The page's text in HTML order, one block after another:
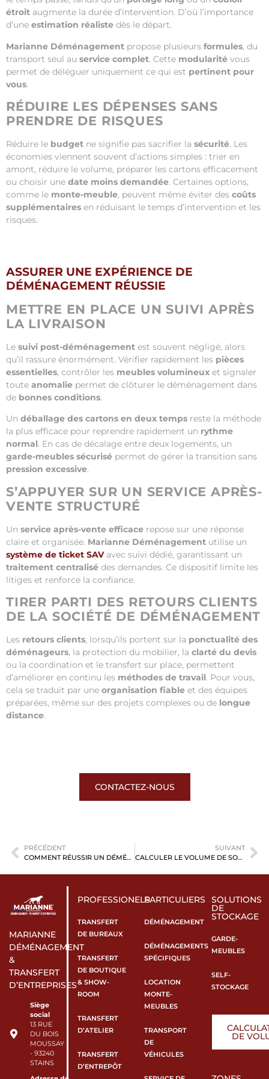
étroit augmente la durée d’intervention. D’où l’importance
d’une estimation réaliste dès le départ.
Marianne Déménagement propose plusieurs formules, du
transport seul au service complet. Cette modularité vous
permet de déléguer uniquement ce qui est pertinent pour
vous.
RÉDUIRE LES DÉPENSES SANS
PRENDRE DE RISQUES
Réduire le budget ne signifie pas sacrifier la sécurité. Les
économies viennent souvent d’actions simples : trier en
amont, réduire le volume, préparer les cartons efficacement
ou choisir une date moins demandée. Certaines options,
comme le monte-meuble, peuvent même éviter des coûts
supplémentaires en réduisant le temps d’intervention et les
risques.
ASSURER UNE EXPÉRIENCE DE
DÉMÉNAGEMENT RÉUSSIE
METTRE EN PLACE UN SUIVI APRÈS
LA LIVRAISON
Le suivi post-déménagement est souvent négligé, alors
qu’il rassure énormément. Vérifier rapidement les pièces
essentielles, contrôler les meubles volumineux et signaler
toute anomalie permet de clôturer le déménagement dans
de bonnes conditions.
Un déballage des cartons en deux temps reste la méthode
la plus efficace pour reprendre rapidement un rythme
normal. En cas de décalage entre deux logements, un
garde-meubles sécurisé permet de gérer la transition sans
pression excessive.
S’APPUYER SUR UN SERVICE APRÈS-
VENTE STRUCTURÉ
Un service après-vente efficace repose sur une réponse
claire et organisée. Marianne Déménagement utilise un
système de ticket SAVavec suivi dédié, garantissant un
traitement centralisé des demandes. Ce dispositif limite les
litiges et renforce la confiance.
TIRER PARTI DES RETOURS CLIENTS
DE LA SOCIÉTÉ DE DÉMÉNAGEMENT
Les retours clients, lorsqu’ils portent sur la ponctualité des
déménageurs, la protection du mobilier, la clarté du devis
ou la coordination et le transfert sur place, permettent
d’améliorer en continu les méthodes de travail. Pour vous,
cela se traduit par une organisation fiable et des équipes
préparées, même sur des projets complexes ou de longue
distance.
CONTACTEZ-NOUS
PRÉCÉDENT
COMMENT RÉUSSIR UN DÉMÉNAGEMENT D’ENTREPÔT SANS PERTURBER L’ACTIVITÉ ?
SUIVANT
CALCULER LE VOLUME DE SON DÉMÉNAGEMENT AVEC PRÉCISION : MÉTHODE FIABLE ET REPÈRES CONCRETS
MARIANNE
DÉMÉNAGEMENT
&
TRANSFERT
D’ENTREPRISES
Siège
social
13 RUE
DU BOIS
MOUSSAY
- 93240
STAINS
PROFESSIONELS
TRANSFERT
DE BUREAUX
TRANSFERT
DE BOUTIQUE
& SHOW-
ROOM
TRANSFERT
D’ATELIER
TRANSFERT
D’ENTREPÔT
PARTICULIERS
DÉMÉNAGEMENT
DÉMÉNAGEMENTS
SPÉCIFIQUES
LOCATION
MONTE-
MEUBLES
TRANSPORT
DE
VÉHICULES
SOLUTIONS
DE
STOCKAGE
GARDE-
MEUBLES
SELF-
STOCKAGE
DE